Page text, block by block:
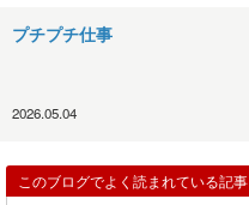
プチプチ仕事
2026.05.04
このブログでよく読まれている記事